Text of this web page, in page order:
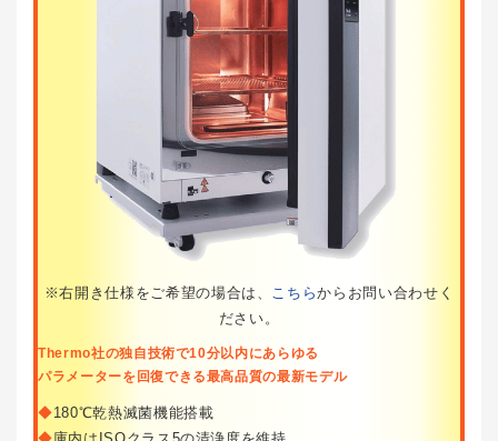
※右開き仕様をご希望の場合は、 こちらからお問い合わせく
ださい。
Thermo社の独自技術で10分以内にあらゆる
パラメーターを回復できる最高品質の最新モデル
◆180℃乾熱滅菌機能搭載